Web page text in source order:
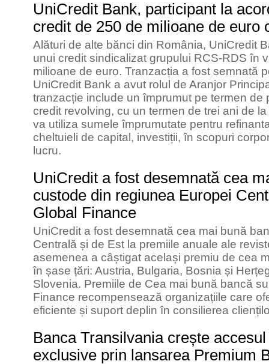
UniCredit Bank, participant la
credit de 250 de milioane de euro
Alături de alte bănci din România, UniCredit
unui credit sindicalizat grupului RCS-RDS în
milioane de euro. Tranzacția a fost semnată
UniCredit Bank a avut rolul de Aranjor
tranzacție include un împrumut pe termen de
credit revolving, cu un termen de trei ani de
va utiliza sumele împrumutate pentru
cheltuieli de capital, investiții, în scopuri
lucru.
UniCredit a fost desemnată cea
custode din regiunea Europei
Global Finance
UniCredit a fost desemnată cea mai bună
Centrală și de Est la premiile anuale ale
asemenea a câștigat același premiu de cea
în șase țări: Austria, Bulgaria, Bosnia și
Slovenia. Premiile de Cea mai bună bancă
Finance recompensează organizațiile care
eficiente și suport deplin în consilierea
Banca Transilvania crește
exclusive prin lansarea Premium